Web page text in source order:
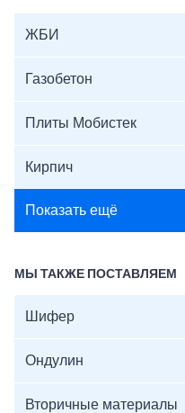
ЖБИ
Газобетон
Плиты Мобистек
Кирпич
Показать ещё
МЫ ТАКЖЕ ПОСТАВЛЯЕМ
Шифер
Ондулин
Вторичные материалы